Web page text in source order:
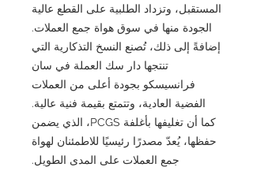
المستقبل، وتزداد الطلبية على القطع عالية
الجودة منها في سوق هواة جمع العملات.
إضافةً إلى ذلك، تُصنع النسخ التذكارية التي
تنتجها دار سك العملة في سان
فرانسيسكو بجودة أعلى من العملات
الفضية العادية، وتتمتع بقيمة فنية عالية.
كما أن تغليفها بأغلفة PCGS، الذي يضمن
حفظها، يُعدّ مصدرًا رئيسيًا للاطمئنان لهواة
جمع العملات على المدى الطويل.